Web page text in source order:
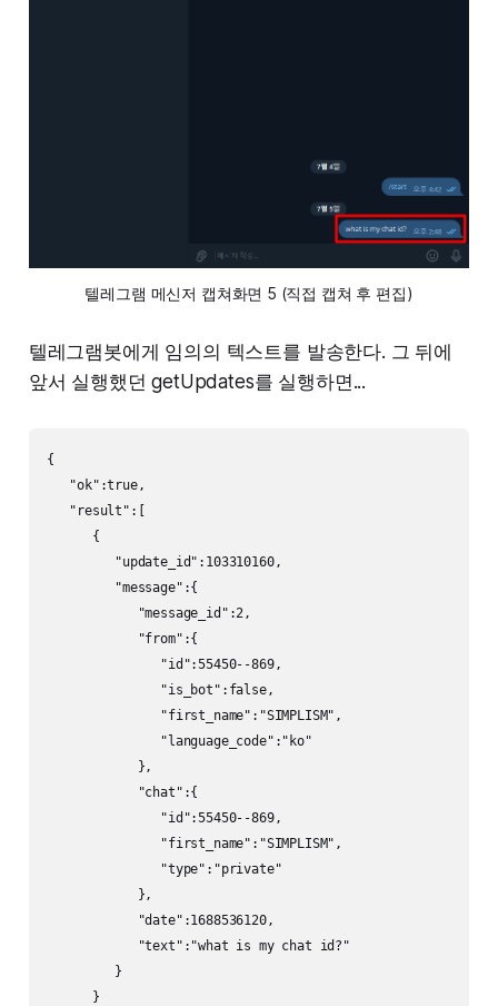
텔레그램 메신저 캡쳐화면 5 (직접 캡쳐 후 편집)
텔레그램봇에게 임의의 텍스트를 발송한다. 그 뒤에
앞서 실행했던 getUpdates를 실행하면...
{
   "ok":true,
   "result":[
      {
         "update_id":103310160,
         "message":{
            "message_id":2,
            "from":{
               "id":55450--869,
               "is_bot":false,
               "first_name":"SIMPLISM",
               "language_code":"ko"
            },
            "chat":{
               "id":55450--869,
               "first_name":"SIMPLISM",
               "type":"private"
            },
            "date":1688536120,
            "text":"what is my chat id?"
         }
      }